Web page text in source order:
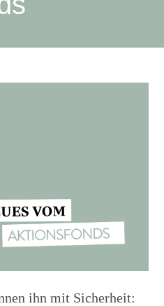
ihn mit Sicherheit: